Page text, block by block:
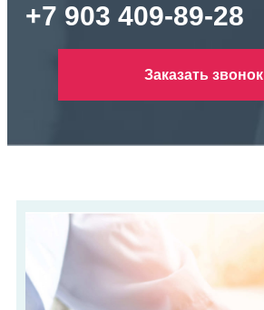
+7 903 409-89-28
Заказать звонок